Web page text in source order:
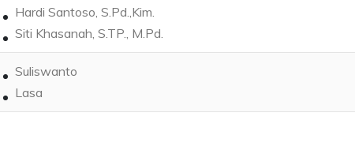
Hardi Santoso, S.Pd.,Kim.
Siti Khasanah, S.TP., M.Pd.
Suliswanto
Lasa